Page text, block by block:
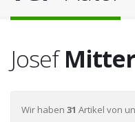
JosefMitter
Wir haben 31 Artikel von